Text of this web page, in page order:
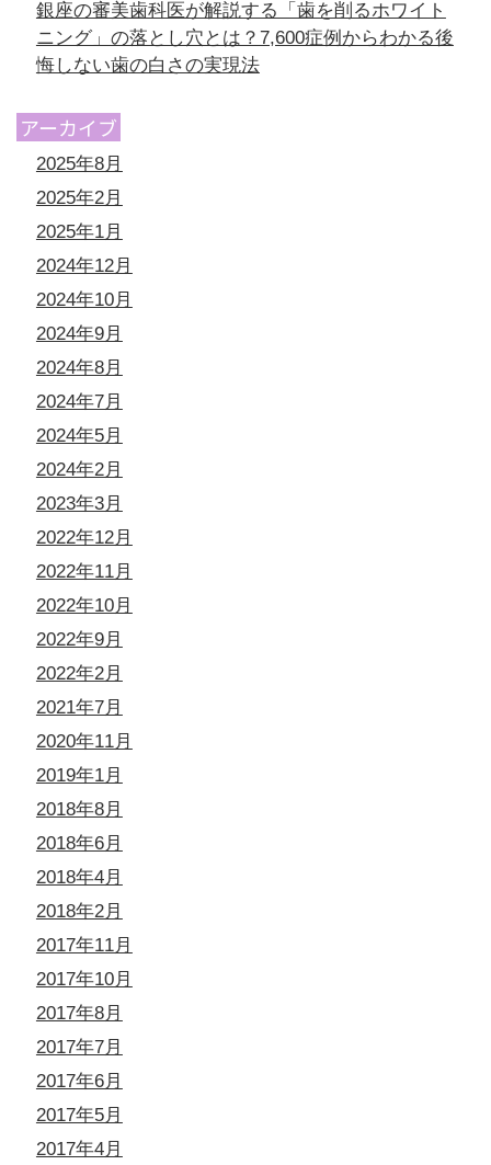
銀座の審美歯科医が解説する「歯を削るホワイト
ニング」の落とし穴とは？7,600症例からわかる後
悔しない歯の白さの実現法
アーカイブ
2025年8月
2025年2月
2025年1月
2024年12月
2024年10月
2024年9月
2024年8月
2024年7月
2024年5月
2024年2月
2023年3月
2022年12月
2022年11月
2022年10月
2022年9月
2022年2月
2021年7月
2020年11月
2019年1月
2018年8月
2018年6月
2018年4月
2018年2月
2017年11月
2017年10月
2017年8月
2017年7月
2017年6月
2017年5月
2017年4月